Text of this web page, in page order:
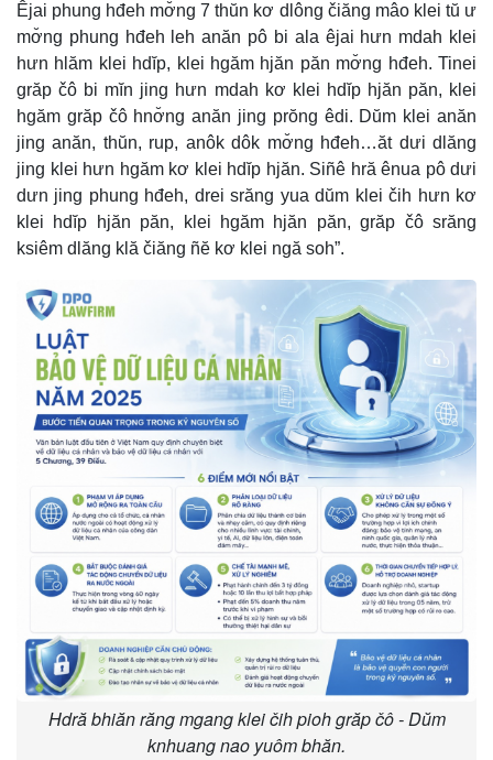
Êjai phung hđeh mơ̆ng 7 thŭn kơ dlông čiăng mâo klei tŭ ư
mơ̆ng phung hđeh leh anăn pô bi ala êjai hưn mdah klei
hưn hlăm klei hdĭp, klei hgăm hjăn păn mơ̆ng hđeh. Tinei
grăp čô bi mĭn jing hưn mdah kơ klei hdĭp hjăn păn, klei
hgăm grăp čô hnơ̆ng anăn jing prŏng êdi. Dŭm klei anăn
jing anăn, thŭn, rup, anôk dôk mơ̆ng hđeh…ăt dưi dlăng
jing klei hưn hgăm kơ klei hdĭp hjăn. Siñê hră ênua pô dưi
dưn jing phung hđeh, drei srăng yua dŭm klei čih hưn kơ
klei hdĭp hjăn păn, klei hgăm hjăn păn, grăp čô srăng
ksiêm dlăng klă čiăng ñĕ kơ klei ngă soh”.
Hdră bhiăn răng mgang klei čih pioh grăp čô - Dŭm
knhuang nao yuôm bhăn.